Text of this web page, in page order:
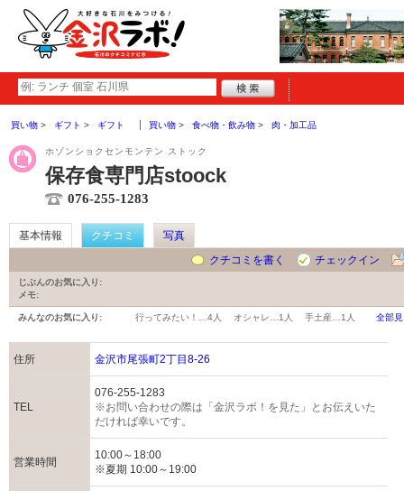
買い物 ギフト ギフト 買い物 食べ物・飲み物 肉・加工品
ホゾンショクセンモンテン ストック
保存食専門店stoock
076-255-1283
基本情報 クチコミ
写真
クチコミを書く
チェックイン
じぶんのお気に入り:
メモ:
みんなのお気に入り: 行ってみたい！… 4人 オシャレ… 1人 手土産… 1人 全部
住所 金沢市尾張町2丁目8-26
TEL
076-255-1283
※お問い合わせの際は「金沢ラボ！を見た」とお伝えいた
だければ幸いです。
営業時間
10:00～18:00
※夏期 10:00～19:00